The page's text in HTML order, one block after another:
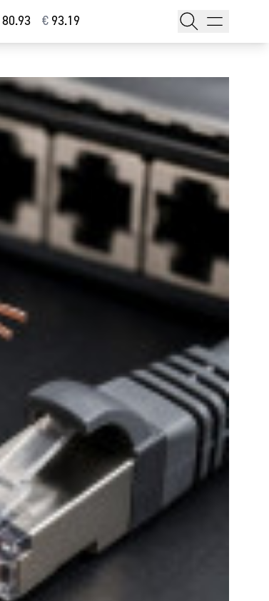
⁠80.93 € ⁠93.19